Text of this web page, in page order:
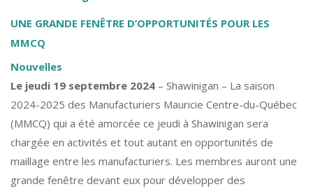
UNE GRANDE FENÊTRE D’OPPORTUNITÉS POUR LES
MMCQ
Nouvelles
Le jeudi 19 septembre 2024 – Shawinigan – La saison
2024-2025 des Manufacturiers Mauricie Centre-du-Québec
(MMCQ) qui a été amorcée ce jeudi à Shawinigan sera
chargée en activités et tout autant en opportunités de
maillage entre les manufacturiers. Les membres auront une
grande fenêtre devant eux pour développer des